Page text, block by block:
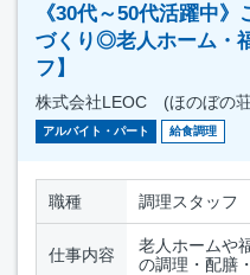
《30代～50代活躍中
づくり◎老人ホーム・
フ】
株式会社LEOC (ほのぼの
アルバイト・パート 給食調理
職種 調理スタッフ
仕事内容
老人ホームや
の調理・配膳